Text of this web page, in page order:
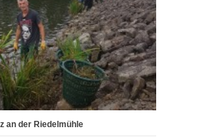
an der Riedelmühle